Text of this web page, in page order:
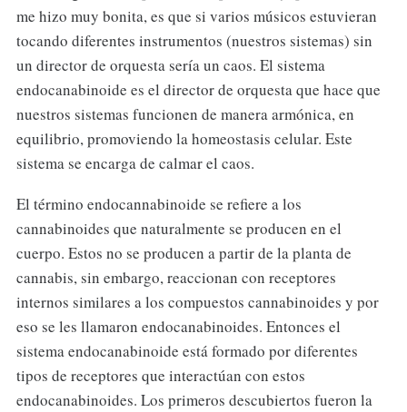
me hizo muy bonita, es que si varios músicos estuvieran
tocando diferentes instrumentos (nuestros sistemas) sin
un director de orquesta sería un caos. El sistema
endocanabinoide es el director de orquesta que hace que
nuestros sistemas funcionen de manera armónica, en
equilibrio, promoviendo la homeostasis celular. Este
sistema se encarga de calmar el caos.
El término endocannabinoide se refiere a los
cannabinoides que naturalmente se producen en el
cuerpo. Estos no se producen a partir de la planta de
cannabis, sin embargo, reaccionan con receptores
internos similares a los compuestos cannabinoides y por
eso se les llamaron endocanabinoides. Entonces el
sistema endocanabinoide está formado por diferentes
tipos de receptores que interactúan con estos
endocanabinoides. Los primeros descubiertos fueron la